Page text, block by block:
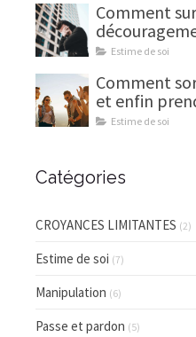
Comment
(Et en faire
Estime de soi
Comment
et enfin
Estime de soi
Catégories
CROYANCES LIMITANTES (2)
Estime de soi (7)
Manipulation (6)
Passe et pardon (5)